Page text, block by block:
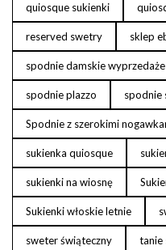
quiosque sukienki
reserved swetry sklep
spodnie damskie wyprzedaże
spodnie plazzo spodnie
Spodnie z szerokimi
sukienka quiosque
sukienki na wiosnę
Sukienki włoskie letnie
sweter świąteczny tanie